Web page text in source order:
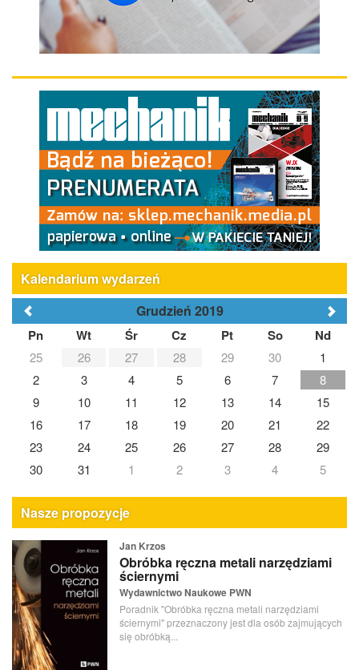
Kalendarium wydarzeń
Grudzień 2019
Pn Wt Śr Cz Pt So Nd
25 26 27 28 29 30
1
2
3 4 5 6 7
8
9
10 11 12 13 14
15
16
17 18 19 20 21
22
23
24 25 26 27 28
29
30
31 1 2 3 4 5
Nasze propozycje
Jan Krzos
Obróbka ręczna metali narzędziami
ściernymi
Wydawnictwo Naukowe PWN
Poradnik "Obróbka ręczna metali narzędziami
ściernymi" przeznaczony jest dla osób zajmujących
się obróbką...